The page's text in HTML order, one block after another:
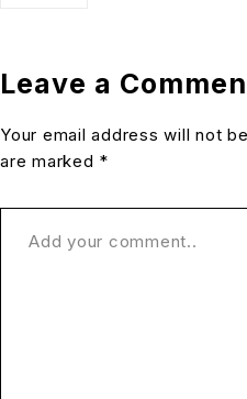
Leave a
Your email address will not
are marked *